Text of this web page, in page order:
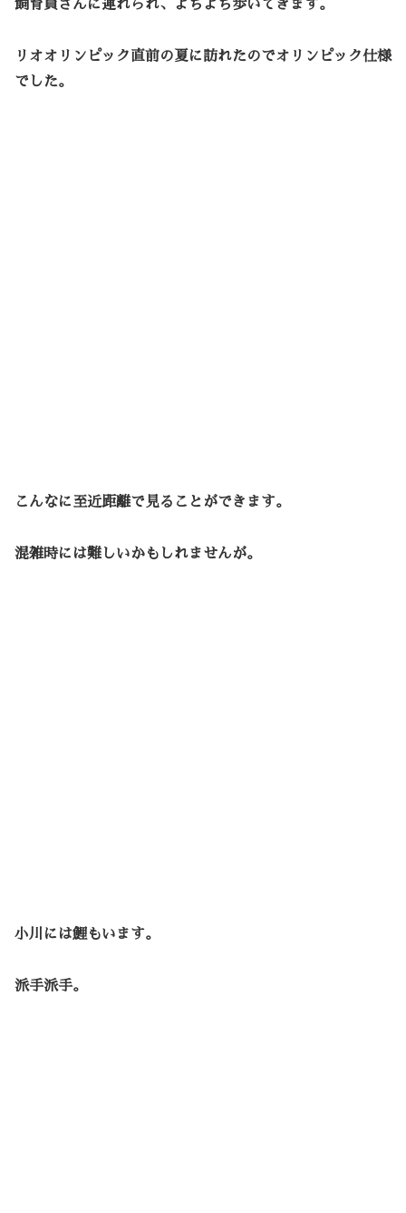
飼育員さんに連れられ、よちよち歩いてきます。
リオオリンピック直前の夏に訪れたのでオリンピック仕様
でした。
こんなに至近距離で見ることができます。
混雑時には難しいかもしれませんが。
小川には鯉もいます。
派手派手。